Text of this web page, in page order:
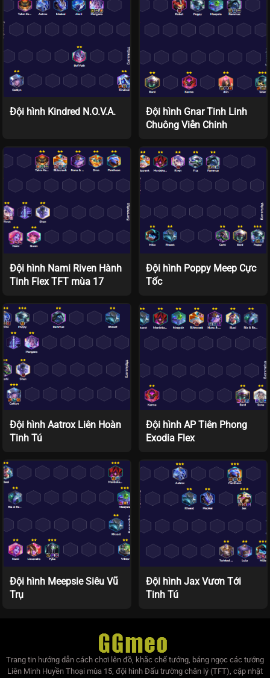
Đội hình Kindred N.O.V.A.
Đội hình Gnar Tinh Linh
Chuông Viễn Chinh
Đội hình Nami Riven Hành
Tinh Flex TFT mùa 17
Đội hình Poppy Meep Cực
Tốc
Đội hình Aatrox Liên Hoàn
Tinh Tú
Đội hình AP Tiên Phong
Exodia Flex
Đội hình Meepsie Siêu Vũ
Trụ
Đội hình Jax Vươn Tới
Tinh Tú
Trang tin hướng dẫn cách chơi lên đồ, khắc chế tướng, bảng ngọc các tướng
Liên Minh Huyền Thoại mùa 15, đội hình Đấu trường chân lý (TFT), cập nhật